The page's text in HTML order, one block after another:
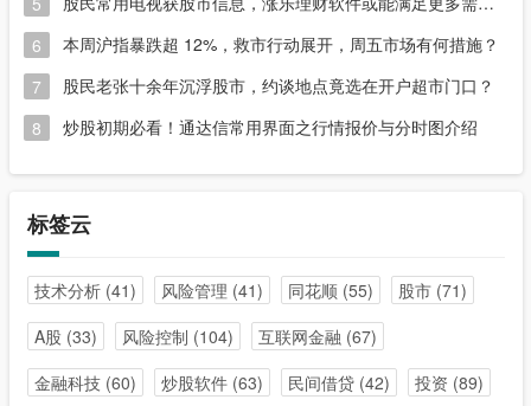
6
本周沪指暴跌超 12%，救市行动展开，周五市场有何措施？
7
股民老张十余年沉浮股市，约谈地点竟选在开户超市门口？
8
炒股初期必看！通达信常用界面之行情报价与分时图介绍
标签云
技术分析(41) 风险管理 (41) 同花顺(55) 股市(71)
A股 (33) 风险控制 (104) 互联网金融 (67)
金融科技(60) 炒股软件(63) 民间借贷(42) 投资 (89)